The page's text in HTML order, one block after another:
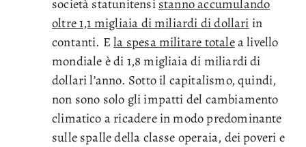
società statunitensi stanno accumulando
oltre 1,1 migliaia di miliardi di dollari in
contanti. Ela spesa militare totalea livello
mondiale è di 1,8 migliaia di miliardi di
dollari l’anno. Sotto il capitalismo, quindi,
non sono solo gli impatti del cambiamento
climatico a ricadere in modo predominante
sulle spalle della classe operaia, dei poveri e